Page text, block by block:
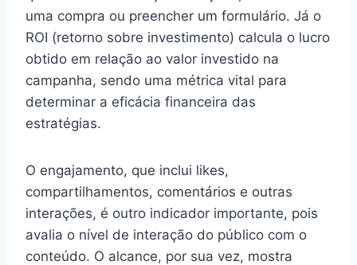
uma compra ou preencher um formulário. Já o
ROI (retorno sobre investimento) calcula o lucro
obtido em relação ao valor investido na
campanha, sendo uma métrica vital para
determinar a eficácia financeira das
estratégias.
O engajamento, que inclui likes,
compartilhamentos, comentários e outras
interações, é outro indicador importante, pois
avalia o nível de interação do público com o
conteúdo. O alcance, por sua vez, mostra